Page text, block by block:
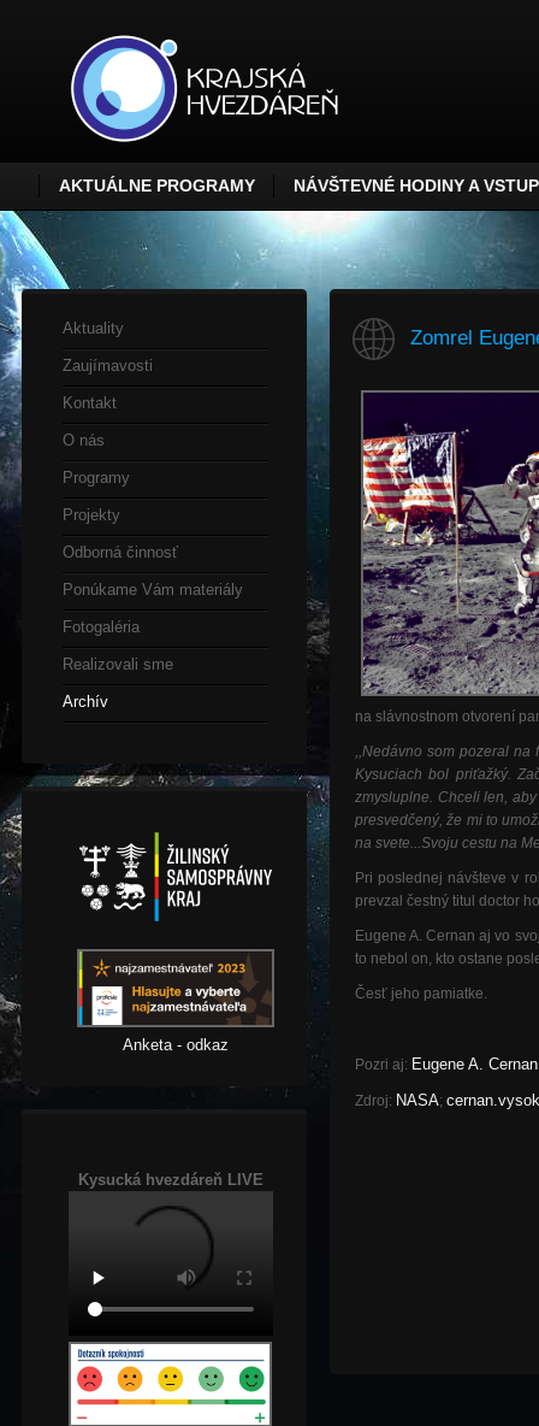
AKTUÁLNE PROGRAMY NÁVŠTEVNÉ HODINY A
Aktuality
Zaujímavosti
Kontakt
O nás
Programy
Projekty
Odborná činnosť
Ponúkame Vám materiály
Fotogaléria
Realizovali sme
Archív
Anketa - odkaz
Kysucká hvezdáreň LIVE
Zomrel
na slávnostnom otvorení
,,Nedávno som pozeral na
Kysuciach bol priťažký.
zmysluplne. Chceli len,
presvedčený, že mi to
na svete...Svoju cestu na
Pri poslednej návšteve v
prevzal čestný titul doctor
Eugene A. Cernan aj vo
to nebol on, kto ostane
Česť jeho pamiatke.
Pozri aj: Eugene A.
Zdroj: NASA;